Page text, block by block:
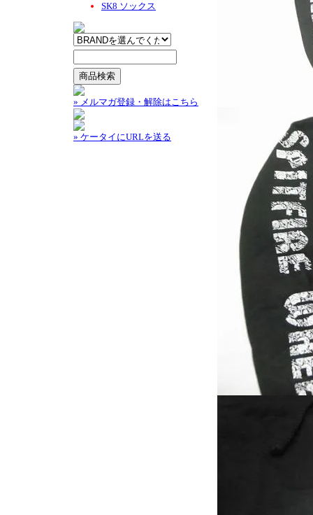
SK8 ソックス
» メルマガ登録・解除はこちら
» ケータイにURLを送る